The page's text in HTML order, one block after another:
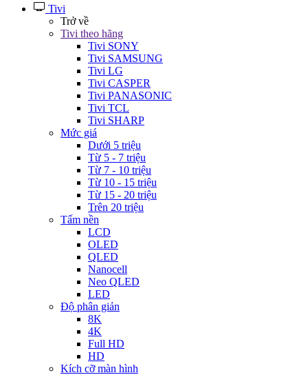
Tivi
Trở về
Tivi theo hãng
Tivi SONY
Tivi SAMSUNG
Tivi LG
Tivi CASPER
Tivi PANASONIC
Tivi TCL
Tivi SHARP
Mức giá
Dưới 5 triệu
Từ 5 - 7 triệu
Từ 7 - 10 triệu
Từ 10 - 15 triệu
Từ 15 - 20 triệu
Trên 20 triệu
Tấm nền
LCD
OLED
QLED
Nanocell
Neo QLED
LED
Độ phân giản
8K
4K
Full HD
HD
Kích cỡ màn hình